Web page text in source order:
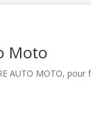
Moto
AUTO MOTO, pour